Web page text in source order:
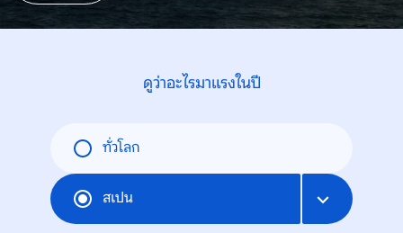
ดูว่าอะไรมาแรงในปี
ทั่วโลก
สเปน